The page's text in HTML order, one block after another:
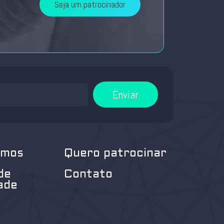
Seja um patrocinador
Enviar
Quero patrocinar
Contato